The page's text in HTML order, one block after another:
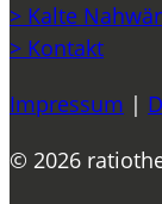
> Kalte
> Kontakt
Impressum |
© 2026